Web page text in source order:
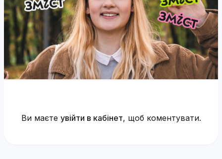
Ви маєте увійти в кабінет, щоб коментувати.